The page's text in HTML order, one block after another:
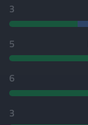
3
5
6
3